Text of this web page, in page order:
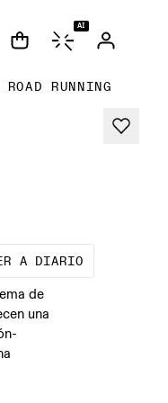
AI
RUNNING
de referencia para
A DIARIO
Rodajes
de
una